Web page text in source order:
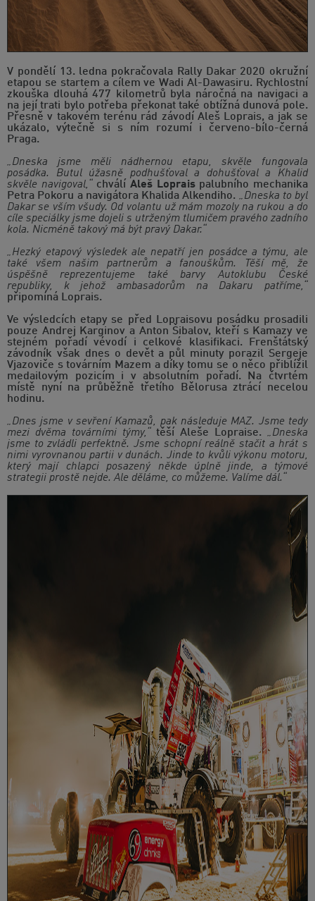
V pondělí 13. ledna pokračovala Rally Dakar 2020 okružní
etapou se startem a cílem ve Wadi Al-Dawasiru. Rychlostní
zkouška dlouhá 477 kilometrů byla náročná na navigaci a
na její trati bylo potřeba překonat také obtížná dunová pole.
Přesně v takovém terénu rád závodí Aleš Loprais, a jak se
ukázalo, výtečně si s ním rozumí i červeno-bílo-černá
Praga.
„Dneska jsme měli nádhernou etapu, skvěle fungovala
posádka. Butul úžasně podhušťoval a dohušťoval a Khalid
skvěle navigoval,“
chválíAleš Loprais palubního mechanika
Petra Pokoru a navigátora Khalida Alkendiho. „Dneska to byl
Dakar se vším všudy. Od volantu už mám mozoly na rukou a do
cíle speciálky jsme dojeli s utrženým tlumičem pravého zadního
kola. Nicméně takový má být pravý Dakar.“
„Hezký etapový výsledek ale nepatří jen posádce a týmu, ale
také všem našim partnerům a fanouškům. Těší mě, že
úspěšně reprezentujeme také barvy Autoklubu České
republiky, k jehož ambasadorům na Dakaru patříme,“
připomíná Loprais.
Ve výsledcích etapy se před Lopraisovu posádku prosadili
pouze Andrej Karginov a Anton Šibalov, kteří s Kamazy ve
stejném pořadí vévodí i celkové klasifikaci. Frenštátský
závodník však dnes o devět a půl minuty porazil Sergeje
Vjazoviče s továrním Mazem a díky tomu se o něco přiblížil
medailovým pozicím i v absolutním pořadí. Na čtvrtém
místě nyní na průběžně třetího Bělorusa ztrácí necelou
hodinu.
„Dnes jsme v sevření Kamazů, pak následuje MAZ. Jsme tedy
mezi dvěma továrními týmy,“
těší Aleše Lopraise.„Dneska
jsme to zvládli perfektně. Jsme schopní reálně stačit a hrát s
nimi vyrovnanou partii v dunách. Jinde to kvůli výkonu motoru,
který mají chlapci posazený někde úplně jinde, a týmové
strategii prostě nejde. Ale děláme, co můžeme. Valíme dál.“